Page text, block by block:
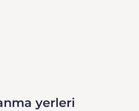
yerleri